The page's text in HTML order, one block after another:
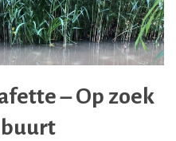
– Op zoek
buurt